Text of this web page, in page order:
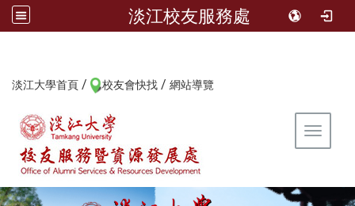
淡江校友服務處
淡江大學首頁 / 校友會快找 / 網站導覽
Toggle